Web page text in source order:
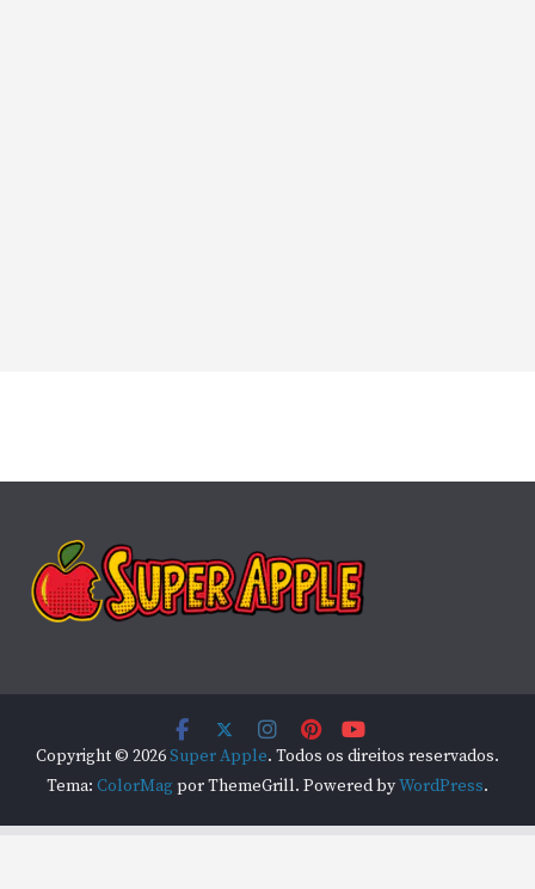
Copyright © 2026Super Apple. Todos os direitos reservados.
Tema: ColorMag por ThemeGrill. Powered byWordPress.